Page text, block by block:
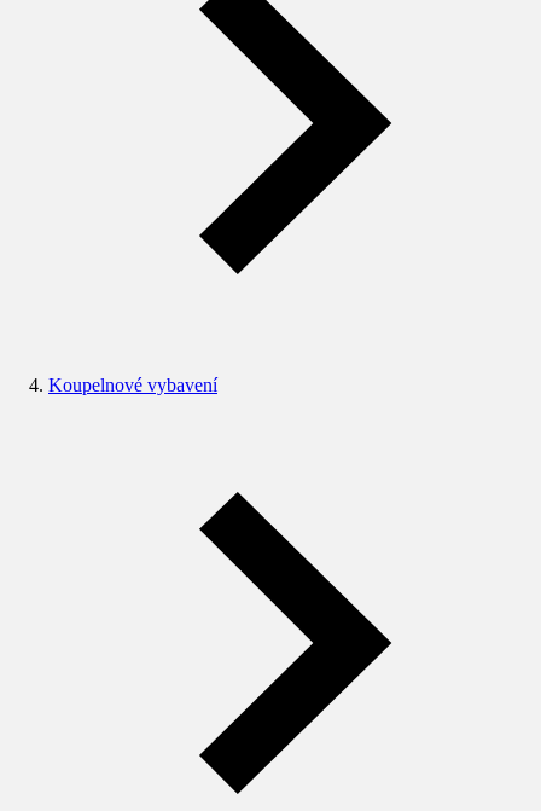
Koupelnové vybavení